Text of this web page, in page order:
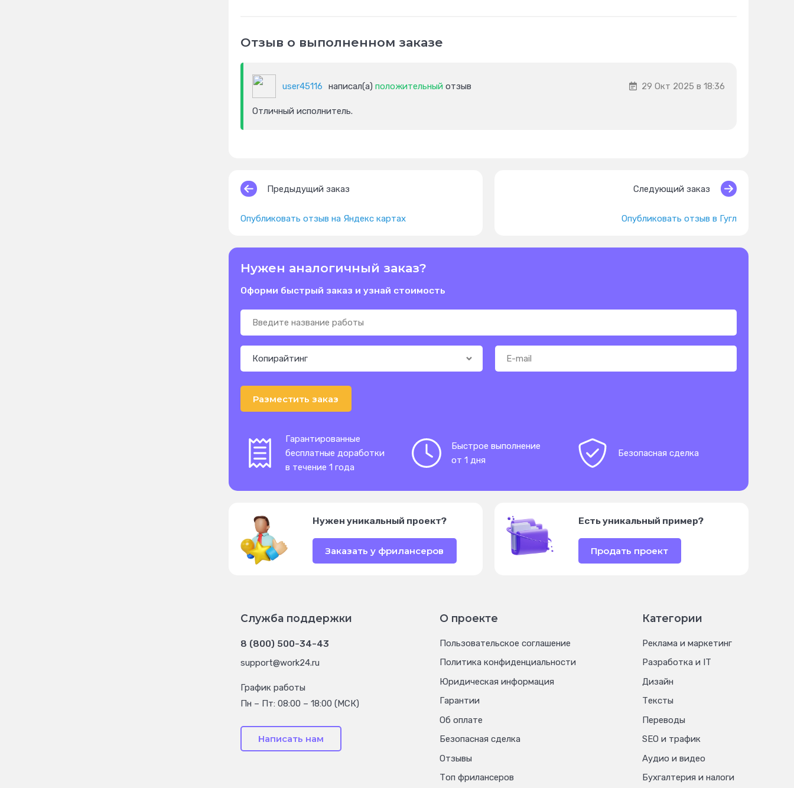
Отзыв о выполненном заказе
user45116 написал(а) положительный отзыв 29 Окт 2025 в 18:36
Отличный исполнитель.
Предыдущий заказ
Опубликовать отзыв на Яндекс картах
Следующий заказ
Опубликовать отзыв в Гугл
Нужен аналогичный заказ?
Оформи быстрый заказ и узнай стоимость
Разместить заказ
Гарантированные
бесплатные доработки
в течение 1 года
Быстрое выполнение
от 1 дня
Безопасная сделка
Нужен уникальный проект?
Заказать у фрилансеров
Есть уникальный пример?
Продать проект
Служба поддержки
8 (800) 500-34-43
support@work24.ru
График работы
Пн – Пт: 08:00 – 18:00 (МСК)
Написать нам
Категории
Реклама и маркетинг
Разработка и IT
Дизайн
Тексты
Переводы
SEO и трафик
Аудио и видео
Бухгалтерия и налоги
О проекте
Пользовательское соглашение
Политика конфиденциальности
Юридическая информация
Гарантии
Об оплате
Безопасная сделка
Отзывы
Топ фрилансеров